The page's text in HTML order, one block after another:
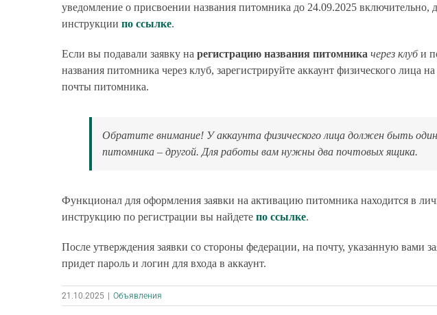
уведомление о присвоении названия питомника до 24.09.2025
инструкции по ссылке.
Если вы подавали заявку на регистрацию названия питомника через клуби
названия питомника через клуб, зарегистрируйте аккаунт физического лица
почты питомника.
Обратите внимание! У аккаунта физического лица должен быть
питомника – другой. Для работы вам нужны два почтовых ящика.
Функционал для оформления заявки на активацию питомника находится в
инструкцию по регистрации вы найдете по ссылке.
После утверждения заявки со стороны федерации, на почту, указанную вами
придет пароль и логин для входа в аккаунт.
21.10.2025 Объявления